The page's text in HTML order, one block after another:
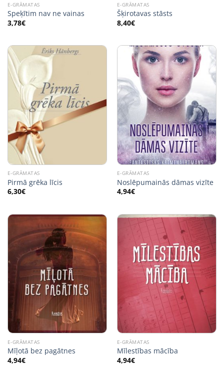
E-GRĀMATAS
Speķītim nav ne vainas
3,78€
E-GRĀMATAS
Šķirotavas stāsts
8,40€
E-GRĀMATAS
Pirmā grēka līcis
6,30€
E-GRĀMATAS
Noslēpumainās dāmas vizīte
4,94€
E-GRĀMATAS
Mīļotā bez pagātnes
4,94€
E-GRĀMATAS
Mīlestības mācība
4,94€